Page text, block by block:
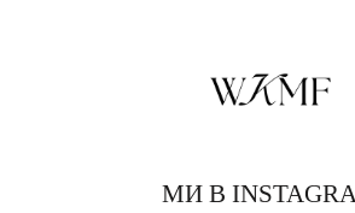
МИ В